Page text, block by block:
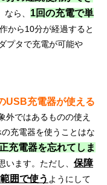
ら、 1回の充電で単
から10分が経過すると
プタで充電が可能や
USB充電器が使える
外ではあるものの使え
充電器を使うことはな
充電器を忘れてしま
います。ただし、 保障
囲で使う ようにして